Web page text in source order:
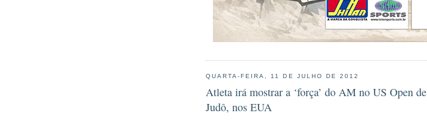
QUARTA-FEIRA, 11 DE JULHO DE 2012
Atleta irá mostrar a ‘força’ do AM no US Open de
Judô, nos EUA